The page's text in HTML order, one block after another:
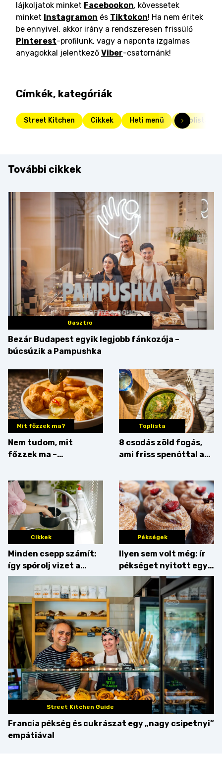
lájkoljatok minket Facebookon, kövessetek
minket Instagramon és Tiktokon! Ha nem éritek
be ennyivel, akkor irány a rendszeresen frissülő
Pinterest-profilunk, vagy a naponta izgalmas
anyagokkal jelentkező Viber-csatornánk!
Címkék, kategóriák
Street Kitchen Cikkek Heti menü Toplista
További cikkek
Gasztro
Bezár Budapest egyik legjobb fánkozója –
búcsúzik a Pampushka
Mit főzzek ma?
Nem tudom, mit
főzzek ma –
camembert
Toplista
8 csodás zöld fogás,
ami friss spenóttal az
Cikkek
Minden csepp számít:
így spórolj vizet a
konyhában
Pékségek
Ilyen sem volt még: ír
pékséget nyitott egy
Dublinból hazatért pár
Street Kitchen Guide
Francia pékség és cukrászat egy „nagy csipetnyi”
empátiával